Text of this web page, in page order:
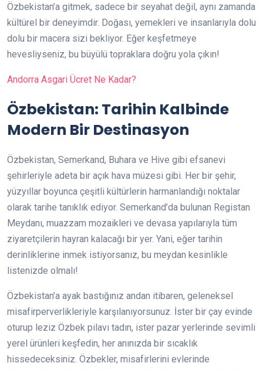
Özbekistan’a gitmek, sadece bir seyahat değil, aynı zamanda
kültürel bir deneyimdir. Doğası, yemekleri ve insanlarıyla dolu
dolu bir macera sizi bekliyor. Eğer keşfetmeye
hevesliyseniz, bu büyülü topraklara doğru yola çıkın!
Andorra Asgari Ücret Ne Kadar?
Özbekistan: Tarihin Kalbinde
Modern Bir Destinasyon
Özbekistan, Semerkand, Buhara ve Hive gibi efsanevi
şehirleriyle adeta bir açık hava müzesi gibi. Her bir şehir,
yüzyıllar boyunca çeşitli kültürlerin harmanlandığı noktalar
olarak tarihe tanıklık ediyor. Semerkand’da bulunan Registan
Meydanı, muazzam mozaikleri ve devasa yapılarıyla tüm
ziyaretçilerin hayran kalacağı bir yer. Yani, eğer tarihin
derinliklerine inmek istiyorsanız, bu meydan kesinlikle
listenizde olmalı!
Özbekistan’a ayak bastığınız andan itibaren, geleneksel
misafirperverlikleriyle karşılanıyorsunuz. İster bir çay evinde
oturup leziz Özbek pilavı tadın, ister pazar yerlerinde sevimli
yerel ürünleri keşfedin, her anınızda bir sıcaklık
hissedeceksiniz. Özbekler, misafirlerini evlerinde